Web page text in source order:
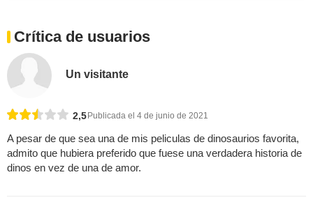
Crítica de usuarios
Un visitante
2,5Publicada el 4 de junio de 2021
A pesar de que sea una de mis peliculas de dinosaurios favorita,
admito que hubiera preferido que fuese una verdadera historia de
dinos en vez de una de amor.